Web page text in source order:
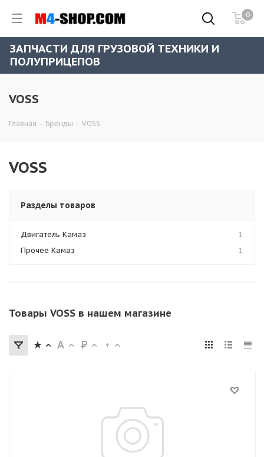
0
ЗАПЧАСТИ ДЛЯ ГРУЗОВОЙ ТЕХНИКИ И
ПОЛУПРИЦЕПОВ
VOSS
Главная - Бренды - VOSS
VOSS
Разделы товаров
Двигатель Камаз
1
Прочее Камаз
1
Товары VOSS в нашем магазине